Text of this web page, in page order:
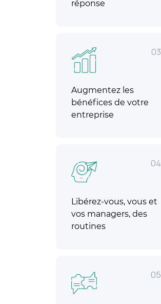
réponse
03
Augmentez les
bénéfices de votre
entreprise
04
Libérez-vous, vous et
vos managers, des
routines
05